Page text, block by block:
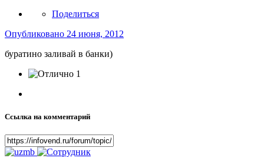
Поделиться
Опубликовано 24 июня, 2012
буратино заливай в банки)
1
Ссылка на комментарий